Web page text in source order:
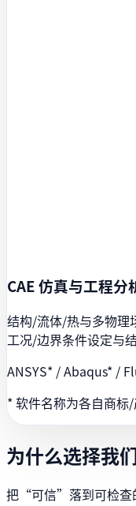
CAE 仿真与工程分
结构/流体/热与多物理
工况/边界条件设定与
ANSYS* / Abaqus* /
* 软件名称为各自商标/
为什么选择我
把“可信”落到可检查